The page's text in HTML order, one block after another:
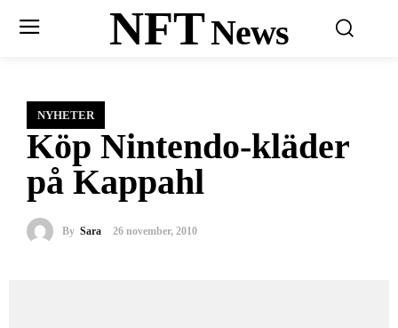
NFTNews
NYHETER
Köp Nintendo-kläder
på Kappahl
By Sara 26 november, 2010